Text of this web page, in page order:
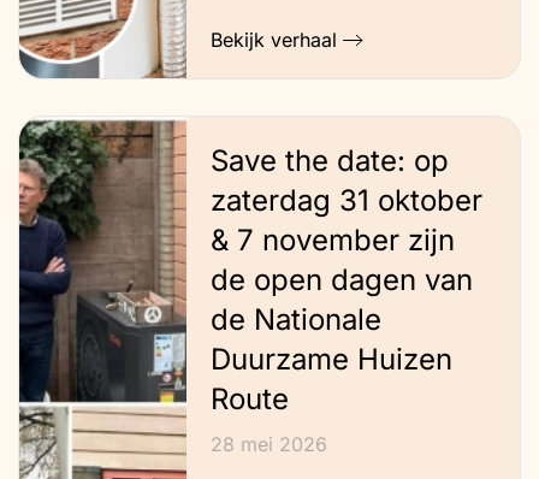
Bekijk verhaal
Save the date: op
zaterdag 31 oktober
& 7 november zijn
de open dagen van
de Nationale
Duurzame Huizen
Route
28 mei 2026